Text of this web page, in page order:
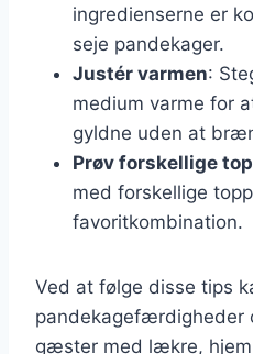
ingredienserne er
seje pandekager.
Justér varmen:
medium varme for
gyldne uden at
Prøv forskellige
med forskellige
favoritkombination.
Ved at følge disse tips
pandekagefærdigheder
gæster med lækre,